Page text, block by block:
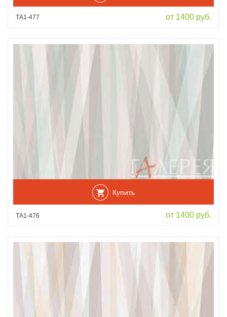
ТА1-477 от 1400 руб.
Купить
ТА1-476 от 1400 руб.